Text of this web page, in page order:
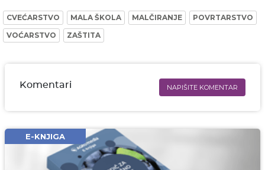
CVEĆARSTVO MALA ŠKOLA MALČIRANJE
POVRTARSTVO
VOĆARSTVO
ZAŠTITA
Komentari NAPIŠITE KOMENTAR
Email* obavezno
Komentar* obavezno
E-KNJIGA